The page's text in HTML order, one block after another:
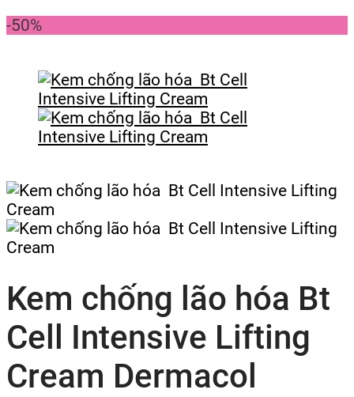
-50%
Kem chống lão hóa Bt
Cell Intensive Lifting
Cream Dermacol